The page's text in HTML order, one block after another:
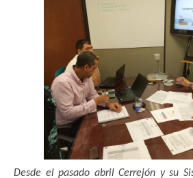
Desde el pasado abril Cerrejón y su